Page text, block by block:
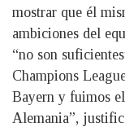
mostrar que él
ambiciones del
“no son
Champions
Bayern y fuimos
Alemania”,